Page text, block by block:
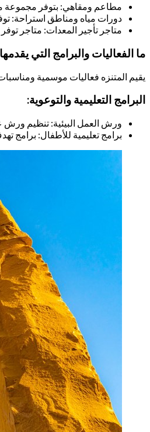
مطاعم ومقاهي: بتوفر مجموعة
دورات مياه ومناطق استراحة:
متاجر تأجير المعدات: متاجر
ما الفعاليات والبرامج التي
يقيم المتنزه فعاليات موسمية
البرامج التعليمية والتوعوية:
ورش العمل البيئية: تنظيم ورش
برامج تعليمية للأطفال: برامج